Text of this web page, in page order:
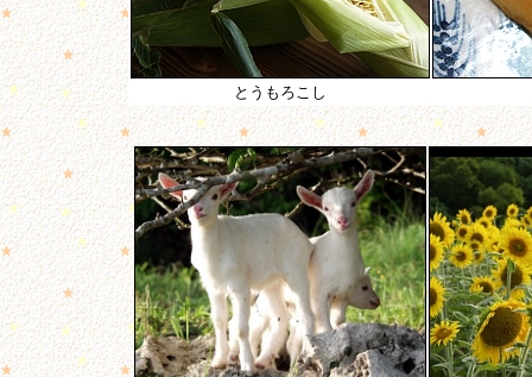
とうもろこし